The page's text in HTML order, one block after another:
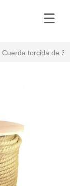
Cuerda torcida de 3